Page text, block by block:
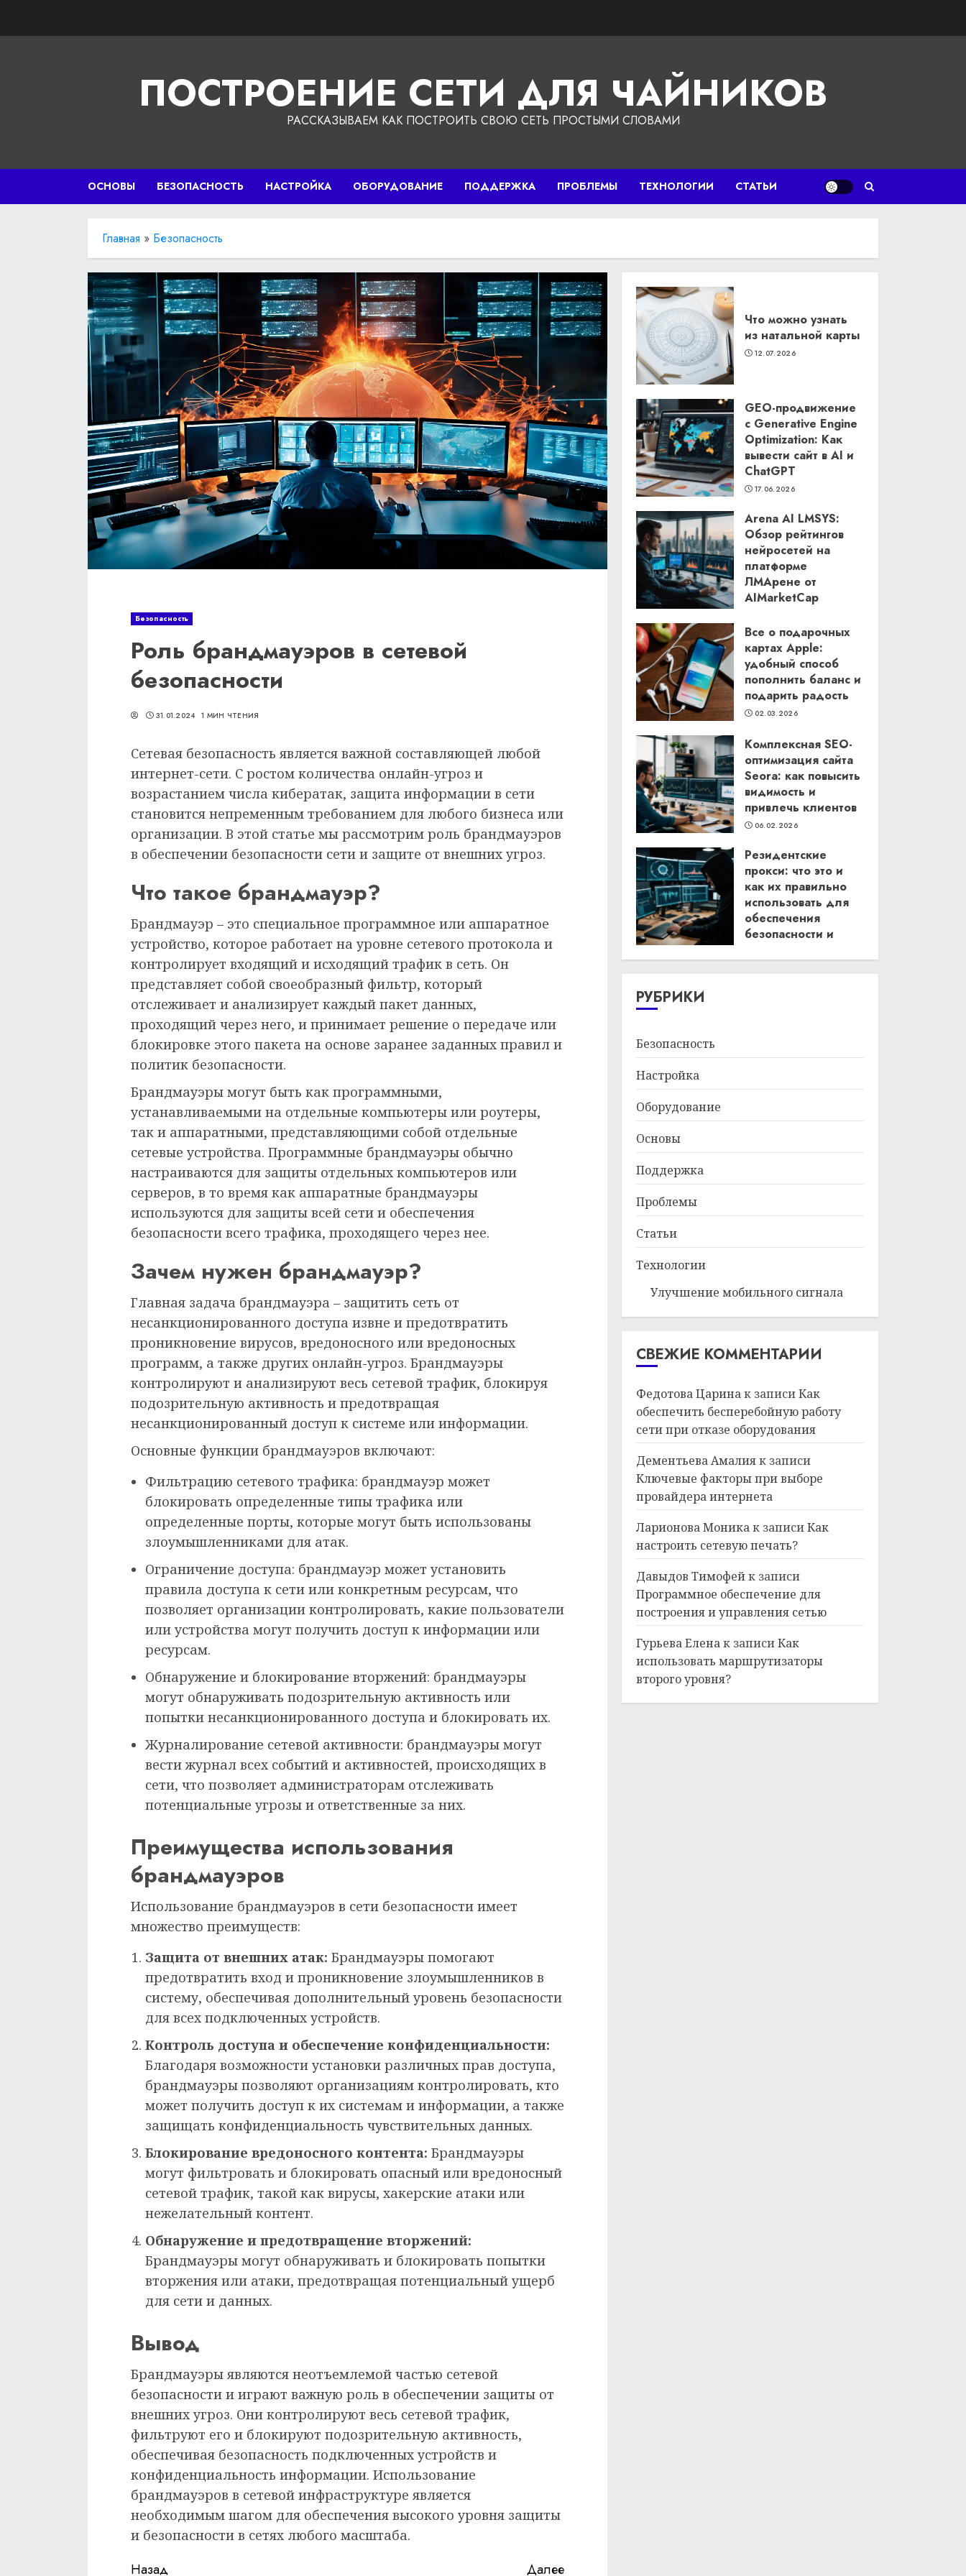
ПОСТРОЕНИЕ СЕТИ ДЛЯ ЧАЙНИКОВ
РАССКАЗЫВАЕМ КАК ПОСТРОИТЬ СВОЮ СЕТЬ ПРОСТЫМИ СЛОВАМИ
ОСНОВЫ БЕЗОПАСНОСТЬ НАСТРОЙКА ОБОРУДОВАНИЕ ПОДДЕРЖКА ПРОБЛЕМЫ ТЕХНОЛОГИИ СТАТЬИ
Главная » Безопасность
Безопасность
Роль брандмауэров в сетевой
безопасности
31.01.2024 1 МИН ЧТЕНИЯ
Сетевая безопасность является важной составляющей любой
интернет-сети. С ростом количества онлайн-угроз и
возрастанием числа кибератак, защита информации в сети
становится непременным требованием для любого бизнеса или
организации. В этой статье мы рассмотрим роль брандмауэров
в обеспечении безопасности сети и защите от внешних угроз.
Что такое брандмауэр?
Брандмауэр – это специальное программное или аппаратное
устройство, которое работает на уровне сетевого протокола и
контролирует входящий и исходящий трафик в сеть. Он
представляет собой своеобразный фильтр, который
отслеживает и анализирует каждый пакет данных,
проходящий через него, и принимает решение о передаче или
блокировке этого пакета на основе заранее заданных правил и
политик безопасности.
Брандмауэры могут быть как программными,
устанавливаемыми на отдельные компьютеры или роутеры,
так и аппаратными, представляющими собой отдельные
сетевые устройства. Программные брандмауэры обычно
настраиваются для защиты отдельных компьютеров или
серверов, в то время как аппаратные брандмауэры
используются для защиты всей сети и обеспечения
безопасности всего трафика, проходящего через нее.
Зачем нужен брандмауэр?
Главная задача брандмауэра – защитить сеть от
несанкционированного доступа извне и предотвратить
проникновение вирусов, вредоносного или вредоносных
программ, а также других онлайн-угроз. Брандмауэры
контролируют и анализируют весь сетевой трафик, блокируя
подозрительную активность и предотвращая
несанкционированный доступ к системе или информации.
Основные функции брандмауэров включают:
Фильтрацию сетевого трафика: брандмауэр может
блокировать определенные типы трафика или
определенные порты, которые могут быть использованы
злоумышленниками для атак.
Ограничение доступа: брандмауэр может установить
правила доступа к сети или конкретным ресурсам, что
позволяет организации контролировать, какие пользователи
или устройства могут получить доступ к информации или
ресурсам.
Обнаружение и блокирование вторжений: брандмауэры
могут обнаруживать подозрительную активность или
попытки несанкционированного доступа и блокировать их.
Журналирование сетевой активности: брандмауэры могут
вести журнал всех событий и активностей, происходящих в
сети, что позволяет администраторам отслеживать
потенциальные угрозы и ответственные за них.
Преимущества использования
брандмауэров
Использование брандмауэров в сети безопасности имеет
множество преимуществ:
Защита от внешних атак: Брандмауэры помогают
предотвратить вход и проникновение злоумышленников в
систему, обеспечивая дополнительный уровень безопасности
для всех подключенных устройств.
Контроль доступа и обеспечение конфиденциальности:
Благодаря возможности установки различных прав доступа,
брандмауэры позволяют организациям контролировать, кто
может получить доступ к их системам и информации, а также
защищать конфиденциальность чувствительных данных.
Блокирование вредоносного контента: Брандмауэры
могут фильтровать и блокировать опасный или вредоносный
сетевой трафик, такой как вирусы, хакерские атаки или
нежелательный контент.
Обнаружение и предотвращение вторжений:
Брандмауэры могут обнаруживать и блокировать попытки
вторжения или атаки, предотвращая потенциальный ущерб
для сети и данных.
Вывод
Брандмауэры являются неотъемлемой частью сетевой
безопасности и играют важную роль в обеспечении защиты от
внешних угроз. Они контролируют весь сетевой трафик,
фильтруют его и блокируют подозрительную активность,
обеспечивая безопасность подключенных устройств и
конфиденциальность информации. Использование
брандмауэров в сетевой инфраструктуре является
необходимым шагом для обеспечения высокого уровня защиты
и безопасности в сетях любого масштаба.
Назад Далее
Что можно узнать
из натальной карты
12.07.2026
GEO-продвижение
с Generative Engine
Optimization: Как
вывести сайт в AI и
ChatGPT
17.06.2026
Arena AI LMSYS:
Обзор рейтингов
нейросетей на
платформе
ЛМАрене от
AIMarketCap
Все о подарочных
картах Apple:
удобный способ
пополнить баланс и
подарить радость
02.03.2026
Комплексная SEO-
оптимизация сайта
Seora: как повысить
видимость и
привлечь клиентов
06.02.2026
Резидентские
прокси: что это и
как их правильно
использовать для
обеспечения
безопасности и
РУБРИКИ
Безопасность
Настройка
Оборудование
Основы
Поддержка
Проблемы
Статьи
Технологии
Улучшение мобильного сигнала
СВЕЖИЕ КОММЕНТАРИИ
Федотова Царинак записиКак
обеспечить бесперебойную работу
сети при отказе оборудования
Дементьева Амалияк записи
Ключевые факторы при выборе
провайдера интернета
Ларионова Моникак записиКак
настроить сетевую печать?
Давыдов Тимофейк записи
Программное обеспечение для
построения и управления сетью
Гурьева Еленак записиКак
использовать маршрутизаторы
второго уровня?